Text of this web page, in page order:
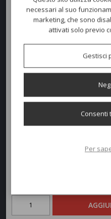
antiscivolo. Finitura opaca.
Altezza:40/76,5cm
60,5cm
necessari al suo
marketing, che sono
attivati solo previo
Gestisci
Consenti
Per